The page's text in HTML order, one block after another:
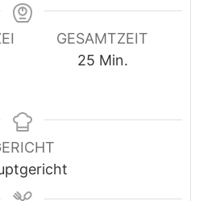
GESAMTZEIT
25Minuten
Min.